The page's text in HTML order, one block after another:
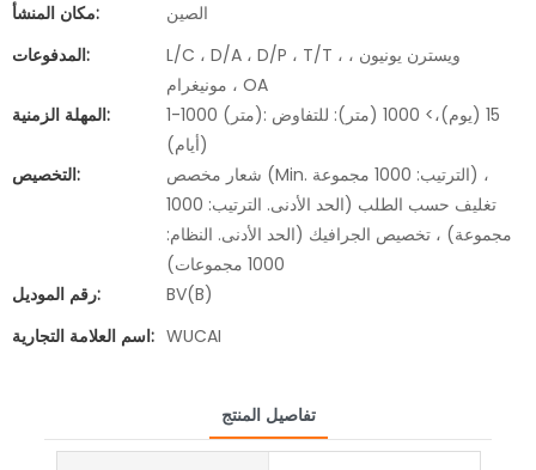
مكان المنشأ:
الصين
المدفوعات:
L/C ، D/A ، D/P ، T/T ، ويسترن يونيون ،
مونيغرام ، OA
المهلة الزمنية:
1-1000 (متر): 15 (يوم)،> 1000 (متر): للتفاوض
(أيام)
التخصيص:
شعار مخصص (Min. الترتيب: 1000 مجموعة) ،
تغليف حسب الطلب (الحد الأدنى. الترتيب: 1000
مجموعة) ، تخصيص الجرافيك (الحد الأدنى. النظام:
1000 مجموعات)
رقم الموديل:
BV(B)
اسم العلامة التجارية: WUCAI
تفاصيل المنتج